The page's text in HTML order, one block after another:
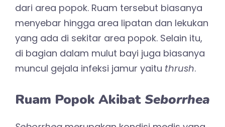
dari area popok. Ruam tersebut biasanya
menyebar hingga area lipatan dan lekukan
yang ada di sekitar area popok. Selain itu,
di bagian dalam mulut bayi juga biasanya
muncul gejala infeksi jamur yaitu thrush.
Ruam Popok Akibat Seborrhea